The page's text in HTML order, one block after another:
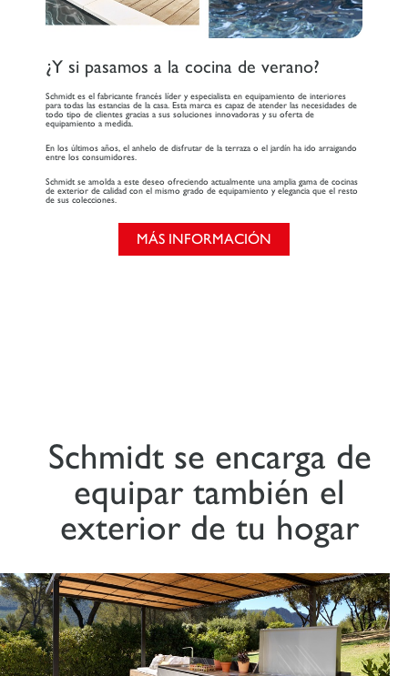
¿Y si pasamos a la cocina de verano?
Schmidt es el fabricante francés líder y especialista en equipamiento de interiores
para todas las estancias de la casa. Esta marca es capaz de atender las necesidades de
todo tipo de clientes gracias a sus soluciones innovadoras y su oferta de
equipamiento a medida.
En los últimos años, el anhelo de disfrutar de la terraza o el jardín ha ido arraigando
entre los consumidores.
Schmidt se amolda a este deseo ofreciendo actualmente una amplia gama de cocinas
de exterior de calidad con el mismo grado de equipamiento y elegancia que el resto
de sus colecciones.
MÁS INFORMACIÓN
Schmidt se encarga de
equipar también el
exterior de tu hogar